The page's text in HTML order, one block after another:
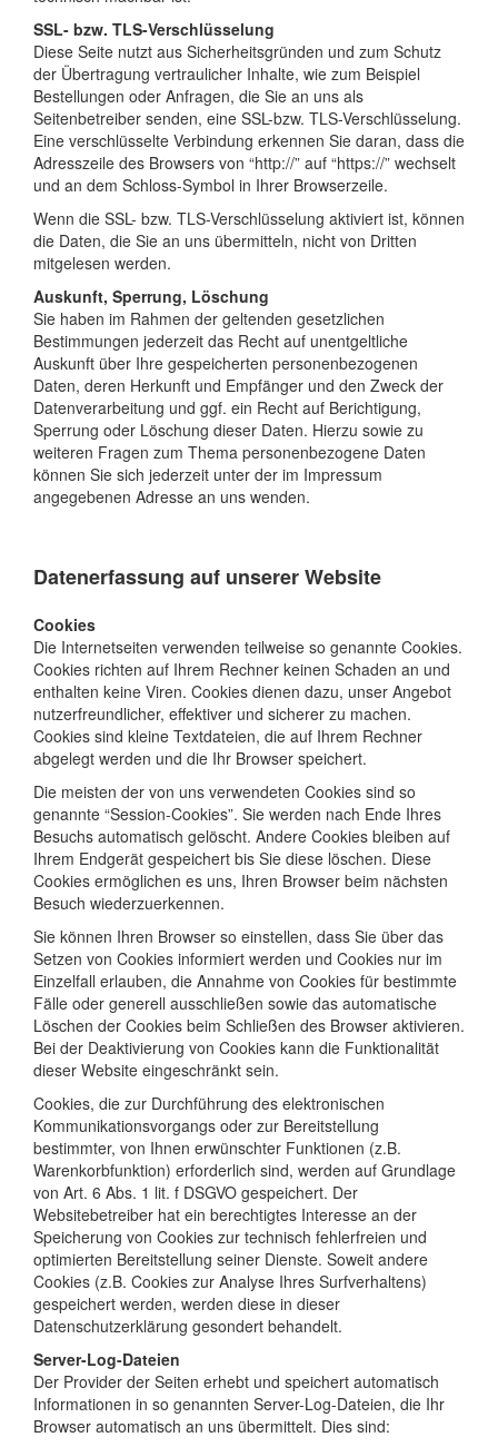
SSL- bzw. TLS-Verschlüsselung
Diese Seite nutzt aus Sicherheitsgründen und zum Schutz
der Übertragung vertraulicher Inhalte, wie zum Beispiel
Bestellungen oder Anfragen, die Sie an uns als
Seitenbetreiber senden, eine SSL-bzw. TLS-Verschlüsselung.
Eine verschlüsselte Verbindung erkennen Sie daran, dass die
Adresszeile des Browsers von “http://” auf “https://” wechselt
und an dem Schloss-Symbol in Ihrer Browserzeile.
Wenn die SSL- bzw. TLS-Verschlüsselung aktiviert ist, können
die Daten, die Sie an uns übermitteln, nicht von Dritten
mitgelesen werden.
Auskunft, Sperrung, Löschung
Sie haben im Rahmen der geltenden gesetzlichen
Bestimmungen jederzeit das Recht auf unentgeltliche
Auskunft über Ihre gespeicherten personenbezogenen
Daten, deren Herkunft und Empfänger und den Zweck der
Datenverarbeitung und ggf. ein Recht auf Berichtigung,
Sperrung oder Löschung dieser Daten. Hierzu sowie zu
weiteren Fragen zum Thema personenbezogene Daten
können Sie sich jederzeit unter der im Impressum
angegebenen Adresse an uns wenden.
Datenerfassung auf unserer Website
Cookies
Die Internetseiten verwenden teilweise so genannte Cookies.
Cookies richten auf Ihrem Rechner keinen Schaden an und
enthalten keine Viren. Cookies dienen dazu, unser Angebot
nutzerfreundlicher, effektiver und sicherer zu machen.
Cookies sind kleine Textdateien, die auf Ihrem Rechner
abgelegt werden und die Ihr Browser speichert.
Die meisten der von uns verwendeten Cookies sind so
genannte “Session-Cookies”. Sie werden nach Ende Ihres
Besuchs automatisch gelöscht. Andere Cookies bleiben auf
Ihrem Endgerät gespeichert bis Sie diese löschen. Diese
Cookies ermöglichen es uns, Ihren Browser beim nächsten
Besuch wiederzuerkennen.
Sie können Ihren Browser so einstellen, dass Sie über das
Setzen von Cookies informiert werden und Cookies nur im
Einzelfall erlauben, die Annahme von Cookies für bestimmte
Fälle oder generell ausschließen sowie das automatische
Löschen der Cookies beim Schließen des Browser aktivieren.
Bei der Deaktivierung von Cookies kann die Funktionalität
dieser Website eingeschränkt sein.
Cookies, die zur Durchführung des elektronischen
Kommunikationsvorgangs oder zur Bereitstellung
bestimmter, von Ihnen erwünschter Funktionen (z.B.
Warenkorbfunktion) erforderlich sind, werden auf Grundlage
von Art. 6 Abs. 1 lit. f DSGVO gespeichert. Der
Websitebetreiber hat ein berechtigtes Interesse an der
Speicherung von Cookies zur technisch fehlerfreien und
optimierten Bereitstellung seiner Dienste. Soweit andere
Cookies (z.B. Cookies zur Analyse Ihres Surfverhaltens)
gespeichert werden, werden diese in dieser
Datenschutzerklärung gesondert behandelt.
Server-Log-Dateien
Der Provider der Seiten erhebt und speichert automatisch
Informationen in so genannten Server-Log-Dateien, die Ihr
Browser automatisch an uns übermittelt. Dies sind: